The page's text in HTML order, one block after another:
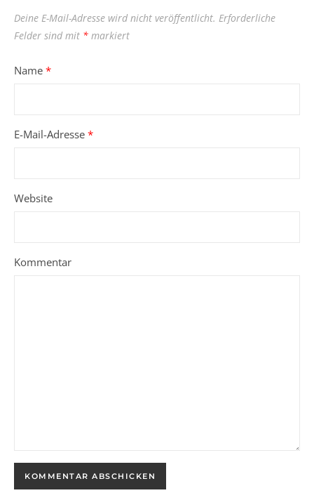
Deine E-Mail-Adresse wird nicht veröffentlicht. Erforderliche
Felder sind mit * markiert
Name *
E-Mail-Adresse *
Website
Kommentar